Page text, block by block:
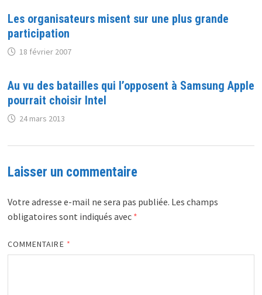
Les organisateurs misent sur une plus grande
participation
18 février 2007
Au vu des batailles qui l’opposent à Samsung Apple
pourrait choisir Intel
24 mars 2013
Laisser un commentaire
Votre adresse e-mail ne sera pas publiée. Les champs
obligatoires sont indiqués avec *
COMMENTAIRE *